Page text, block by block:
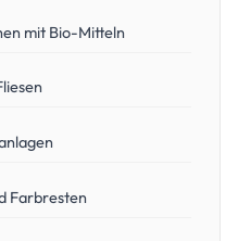
mit Bio-Mitteln
Farbresten